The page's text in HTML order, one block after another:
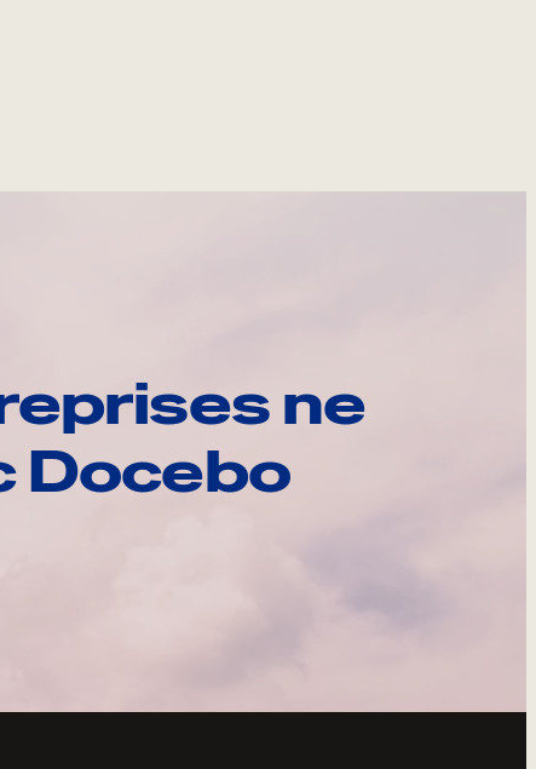
ne
Docebo